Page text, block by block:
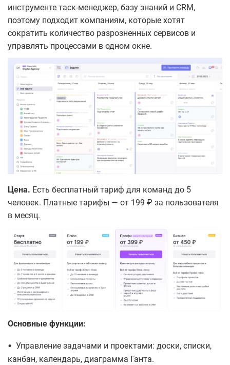
инструменте таск-менеджер, базу знаний и CRM,
поэтому подходит компаниям, которые хотят
сократить количество разрозненных сервисов и
управлять процессами в одном окне.
Цена. Есть бесплатный тариф для команд до 5
человек. Платные тарифы — от 199 ₽ за пользователя
в месяц.
Основные функции:
• Управление задачами и проектами: доски, списки,
канбан, календарь, диаграмма Ганта.